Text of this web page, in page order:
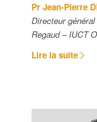
Pr Jean-Pierre
Directeur
Regaud – IUCT
Lire la suite